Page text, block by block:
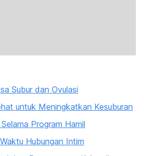
Subur dan Ovulasi
untuk Meningkatkan Kesuburan
Program Hamil
Hubungan Intim